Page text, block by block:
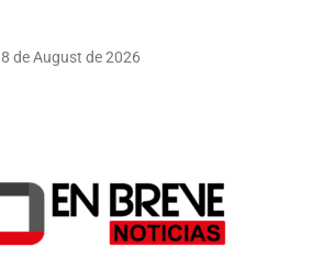
8 de August de 2026